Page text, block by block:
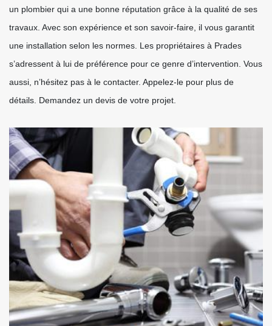
un plombier qui a une bonne réputation grâce à la qualité de ses
travaux. Avec son expérience et son savoir-faire, il vous garantit
une installation selon les normes. Les propriétaires à Prades
s’adressent à lui de préférence pour ce genre d’intervention. Vous
aussi, n’hésitez pas à le contacter. Appelez-le pour plus de
détails. Demandez un devis de votre projet.